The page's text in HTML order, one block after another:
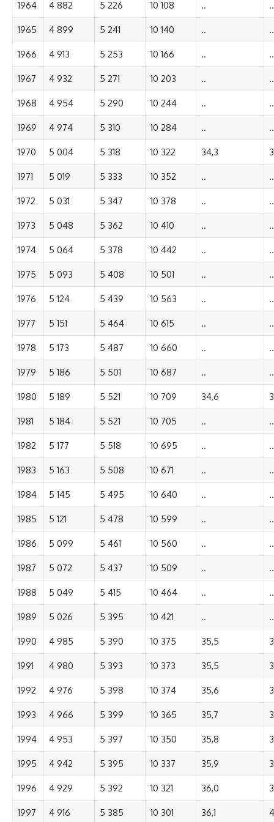
1964 4 882 5 226 10 108 .. ..
1965 4 899 5 241 10 140 .. ..
1966 4 913 5 253 10 166 .. ..
1967 4 932 5 271 10 203 .. ..
1968 4 954 5 290 10 244 .. ..
1969 4 974 5 310 10 284 .. ..
1970 5 004 5 318 10 322 34,3
1971 5 019 5 333 10 352 .. ..
1972 5 031 5 347 10 378 .. ..
1973 5 048 5 362 10 410 .. ..
1974 5 064 5 378 10 442 .. ..
1975 5 093 5 408 10 501 .. ..
1976 5 124 5 439 10 563 .. ..
1977 5 151 5 464 10 615 .. ..
1978 5 173 5 487 10 660 .. ..
1979 5 186 5 501 10 687 .. ..
1980 5 189 5 521 10 709 34,6
1981 5 184 5 521 10 705 .. ..
1982 5 177 5 518 10 695 .. ..
1983 5 163 5 508 10 671 .. ..
1984 5 145 5 495 10 640 .. ..
1985 5 121 5 478 10 599 .. ..
1986 5 099 5 461 10 560 .. ..
1987 5 072 5 437 10 509 .. ..
1988 5 049 5 415 10 464 .. ..
1989 5 026 5 395 10 421 .. ..
1990 4 985 5 390 10 375 35,5
1991 4 980 5 393 10 373 35,5
1992 4 976 5 398 10 374 35,6
1993 4 966 5 399 10 365 35,7
1994 4 953 5 397 10 350 35,8
1995 4 942 5 395 10 337 35,9
1996 4 929 5 392 10 321 36,0
1997 4 916 5 385 10 301 36,1